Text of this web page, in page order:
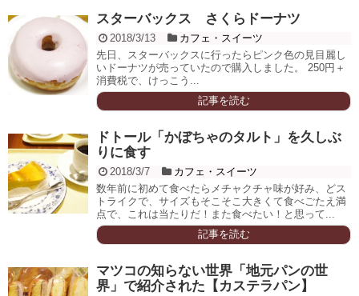
スターバックス さくらドーナツ
2018/3/13
カフェ・スイーツ
先日、スターバックスに行ったらピンク色の見目麗し
いドーナツが売っていたので購入しました。 250円＋
消費税で、けっこう...
記事を読む
ドトール「かぼちゃのタルト」を久しぶ
りに食す
2018/3/7
カフェ・スイーツ
数年前に初めて食べたらメチャクチャ味が好み、どス
トライクで、サイズもそこそこ大きくて食べごたえ満
点で、これは当たりだ！また食べたい！と思って...
記事を読む
マツコの知らない世界「地元パンの世
界」で紹介された【カステラパン】